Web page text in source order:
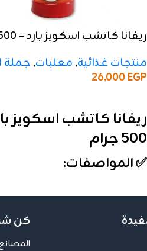
ريفانا كاتشب اسكويز بارد – 500 جرام
منتجات غذائية, معلبات, جملة
26,000EGP
ريفانا كاتشب اسكويز
500 جرام
✅ المواصفات:
التعبئة:
الكرتونة تحتوي على 12 علبة
عبوة اسكويز عملية
كن